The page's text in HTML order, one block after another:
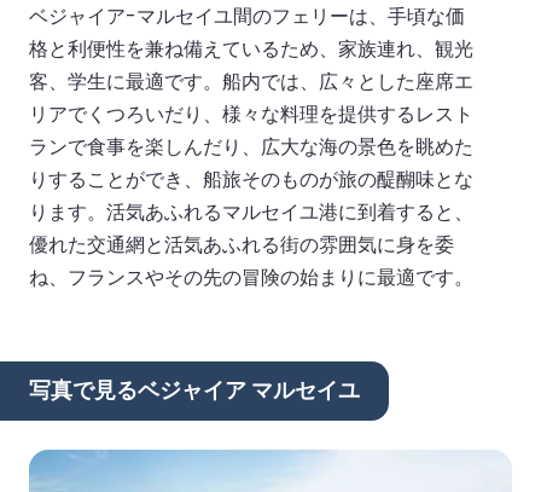
ベジャイア-マルセイユ間のフェリーは、手頃な価
格と利便性を兼ね備えているため、家族連れ、観光
客、学生に最適です。船内では、広々とした座席エ
リアでくつろいだり、様々な料理を提供するレスト
ランで食事を楽しんだり、広大な海の景色を眺めた
りすることができ、船旅そのものが旅の醍醐味とな
ります。活気あふれるマルセイユ港に到着すると、
優れた交通網と活気あふれる街の雰囲気に身を委
ね、フランスやその先の冒険の始まりに最適です。
写真で見るベジャイア マルセイユ